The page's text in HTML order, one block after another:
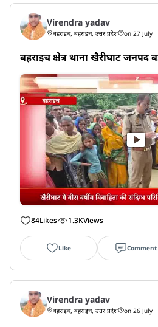
Virendra yadav
बहराइच, बहराइच, उत्तर प्रदेश on 27 July
बहराइच क्षेत्र थाना खैरीघाट जनपद
84Likes 1.3KViews
Like Comment
Virendra yadav
बहराइच, बहराइच, उत्तर प्रदेश on 26 July